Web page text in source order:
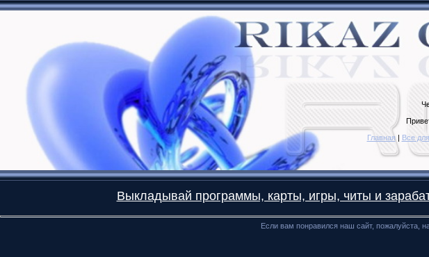
Главная| Все
Выкладывай программы, карты, игры, читы и
Если вам понравился наш сайт, пожалуйста,